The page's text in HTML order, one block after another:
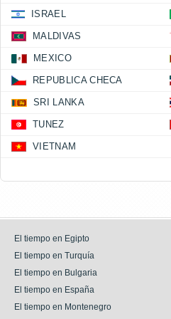
ISRAEL
MALDIVAS
MEXICO
REPUBLICA CHECA
SRI LANKA
TUNEZ
VIETNAM
El tiempo en Egipto
El tiempo en Turquía
El tiempo en Bulgaria
El tiempo en España
El tiempo en Montenegro